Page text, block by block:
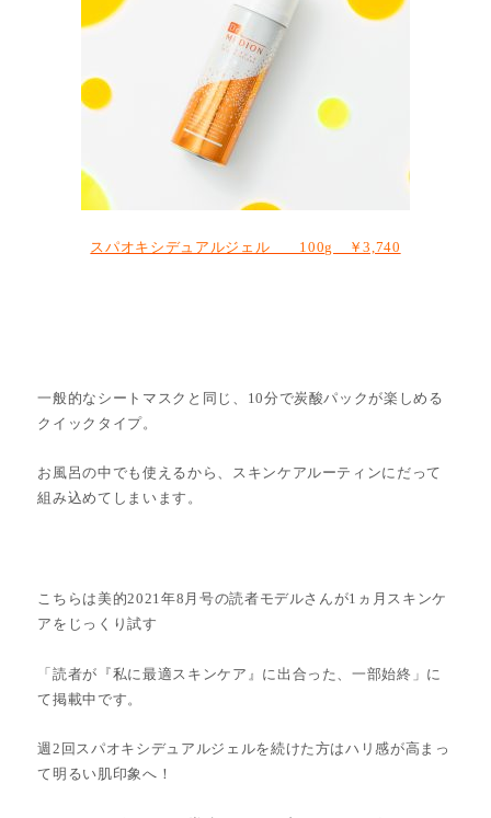
スパオキシデュアルジェル 100g ￥3,740
一般的なシートマスクと同じ、10分で炭酸パックが楽しめる
クイックタイプ。
お風呂の中でも使えるから、スキンケアルーティンにだって
組み込めてしまいます。
こちらは美的2021年8月号の読者モデルさんが1ヵ月スキンケ
アをじっくり試す
「読者が『私に最適スキンケア』に出合った、一部始終」に
て掲載中です。
週2回スパオキシデュアルジェルを続けた方はハリ感が高まっ
て明るい肌印象へ！